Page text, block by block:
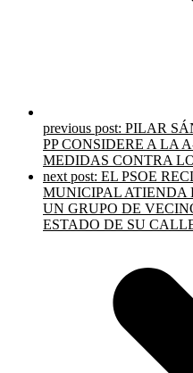
previous post: PILAR
PP CONSIDERE A LA
MEDIDAS CONTRA
next post: EL PSOE
MUNICIPAL ATIENDA
UN GRUPO DE
ESTADO DE SU